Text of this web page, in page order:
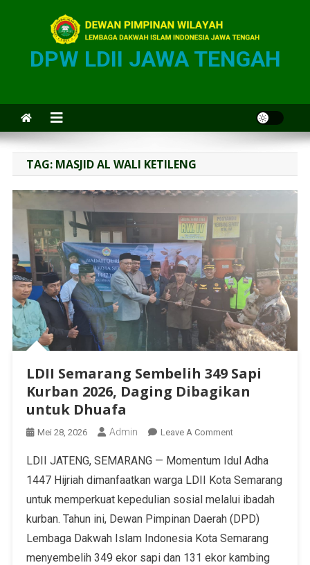
DPW LDII JAWA TENGAH
TAG: MASJID AL WALI KETILENG
LDII Semarang Sembelih 349 Sapi
Kurban 2026, Daging Dibagikan
untuk Dhuafa
Mei 28, 2026 Admin Leave A Comment
LDII JATENG, SEMARANG — Momentum Idul Adha
1447 Hijriah dimanfaatkan warga LDII Kota Semarang
untuk memperkuat kepedulian sosial melalui ibadah
kurban. Tahun ini, Dewan Pimpinan Daerah (DPD)
Lembaga Dakwah Islam Indonesia Kota Semarang
menyembelih 349 ekor sapi dan 131 ekor kambing